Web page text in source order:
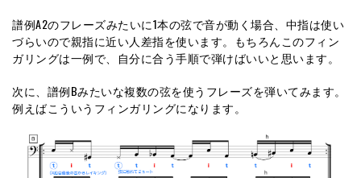
譜例A2のフレーズみたいに1本の弦で音が動く場合、中指は使い
づらいので親指に近い人差指を使います。もちろんこのフィン
ガリングは一例で、自分に合う手順で弾けばいいと思います。
次に、譜例Bみたいな複数の弦を使うフレーズを弾いてみます。
例えばこういうフィンガリングになります。